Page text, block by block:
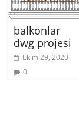
balkonlar
dwg projesi
Ekim 29, 2020
0